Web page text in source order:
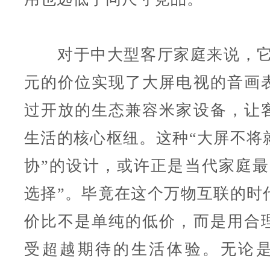
对于中大型客厅家庭来说，
元的价位实现了大屏电视的音画
过开放的生态兼容米家设备，让
生活的核心枢纽。这种“大屏不将
协”的设计，或许正是当代家庭
选择”。毕竟在这个万物互联的时
价比不是单纯的低价，而是用合
受超越期待的生活体验。无论